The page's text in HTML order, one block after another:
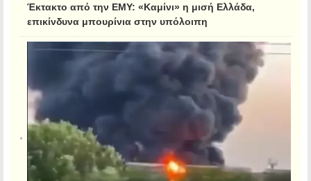
Έκτακτο από την ΕΜΥ: «Καμίνι» η μισή Ελλάδα,
επικίνδυνα μπουρίνια στην υπόλοιπη